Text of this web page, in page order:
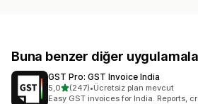
Buna benzer diğer
GST Pro: GST Invoice India
5,05 yıldız üzerinden
(247)
toplam 247 değerlendirme
•Ücretsiz plan mevcut
Easy GST invoices for India. Reports,